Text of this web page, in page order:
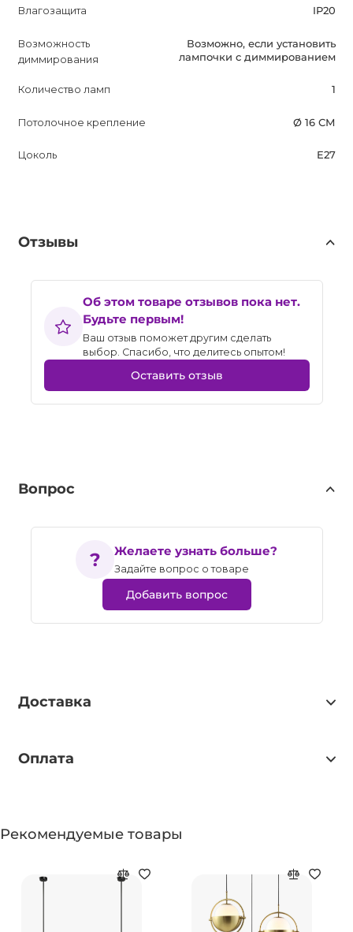
Влагозащита IP20
Возможность
диммирования
Возможно, если установить
лампочки с диммированием
Количество ламп 1
Потолочное крепление Ø 16 СМ
Цоколь E27
Отзывы
Об этом товаре отзывов пока нет.
Будьте первым!
Ваш отзыв поможет другим сделать
выбор. Спасибо, что делитесь опытом!
Оставить отзыв
Вопрос
Желаете узнать больше?
Задайте вопрос о товаре
Добавить вопрос
Доставка
Оплата
Рекомендуемые товары